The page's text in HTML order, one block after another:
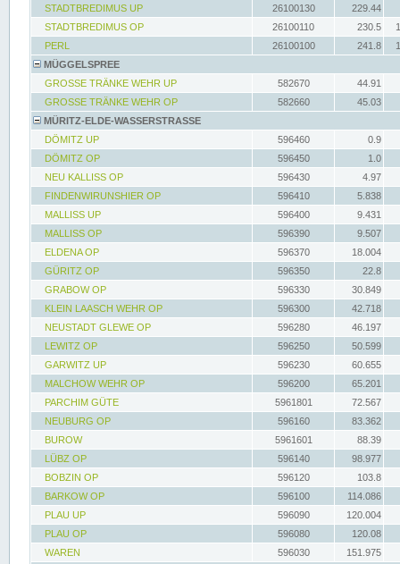
STADTBREDIMUS UP
26100130
229.44
STADTBREDIMUS OP
26100110 230.5
PERL
26100100 241.8
MÜGGELSPREE
GROSSE TRÄNKE WEHR UP
582670
44.91
GROSSE TRÄNKE WEHR OP
582660
45.03
MÜRITZ-ELDE-WASSERSTRASSE
DÖMITZ UP
596460
0.9
DÖMITZ OP
596450
1.0
NEU KALLISS OP
596430
4.97
FINDENWIRUNSHIER OP
596410
5.838
MALLISS UP
596400
9.431
MALLISS OP
596390
9.507
ELDENA OP
596370
18.004
GÜRITZ OP
596350
22.8
GRABOW OP
596330
30.849
KLEIN LAASCH WEHR OP
596300
42.718
NEUSTADT GLEWE OP
596280
46.197
LEWITZ OP
596250
50.599
GARWITZ UP
596230
60.655
MALCHOW WEHR OP
596200
65.201
PARCHIM GÜTE
5961801
72.567
NEUBURG OP
596160
83.362
BUROW
5961601
88.39
LÜBZ OP
596140
98.977
BOBZIN OP
596120
103.8
BARKOW OP
596100
114.086
PLAU UP
596090
120.004
PLAU OP
596080
120.08
WAREN
596030
151.975